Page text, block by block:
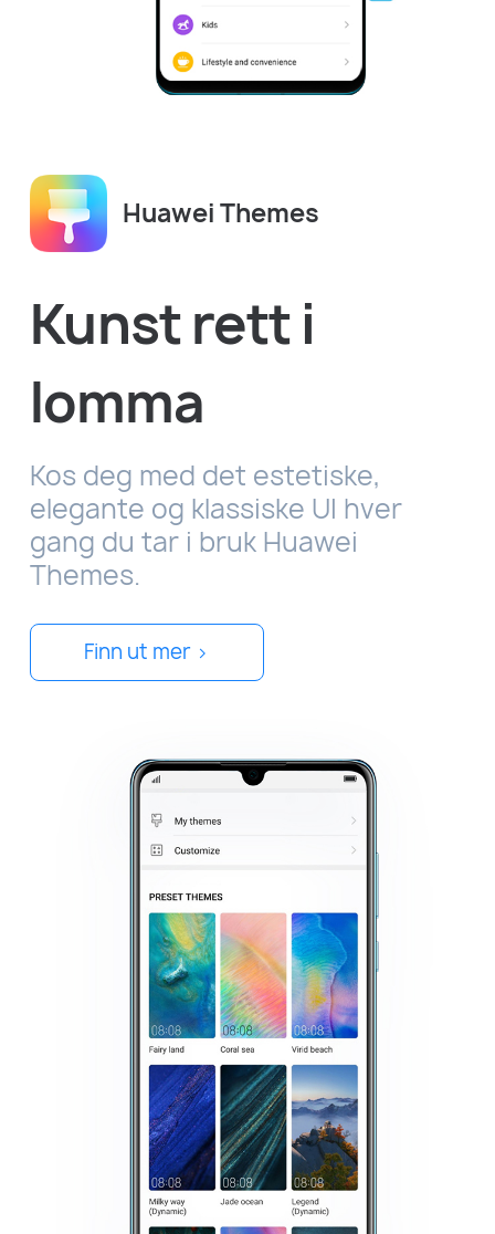
Huawei Themes
Kunst rett i
lomma
Kos deg med det estetiske,
elegante og klassiske UI hver
gang du tar i bruk Huawei
Themes.
Finn ut mer >